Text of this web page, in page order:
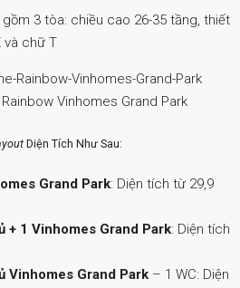
3 tòa: chiều cao 26-35 tầng, thiết
và chữ T
Vinhomes Grand Park
Diện Tích Như Sau:
Grand Park: Diện tích từ 29,9
+ 1 Vinhomes Grand Park: Diện tích
Vinhomes Grand Park – 1 WC: Diện